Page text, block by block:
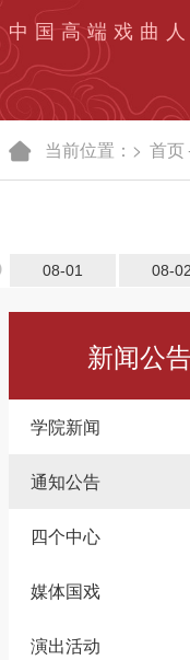
中国高端戏曲
当前位置：> 首页
08-01 08-02
新闻公告
学院新闻
通知公告
四个中心
媒体国戏
演出活动